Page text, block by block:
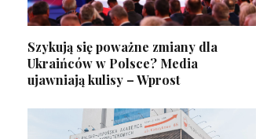
Szykują się poważne zmiany dla
Ukraińców w Polsce? Media
ujawniają kulisy – Wprost